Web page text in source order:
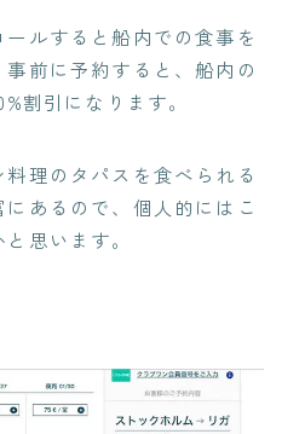
ルすると船内での食事を
前に予約すると、船内の
割引になります。
理のタパスを食べられる
あるので、個人的にはこ
思います。